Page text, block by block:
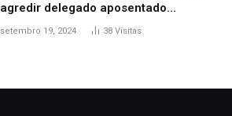
agredir delegado aposentado
durante confusão no trânsito
setembro 19, 2024 38 Visitas